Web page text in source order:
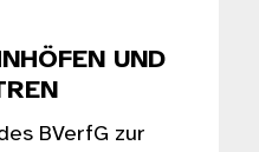
UND
BVerfG zur